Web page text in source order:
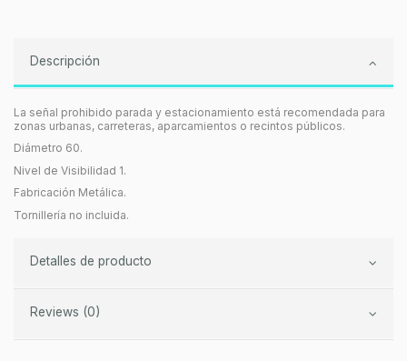
Descripción
La señal prohibido parada y estacionamiento está recomendada para
zonas urbanas, carreteras, aparcamientos o recintos públicos.
Diámetro 60.
Nivel de Visibilidad 1.
Fabricación Metálica.
Tornillería no incluida.
Detalles de producto
Reviews (0)